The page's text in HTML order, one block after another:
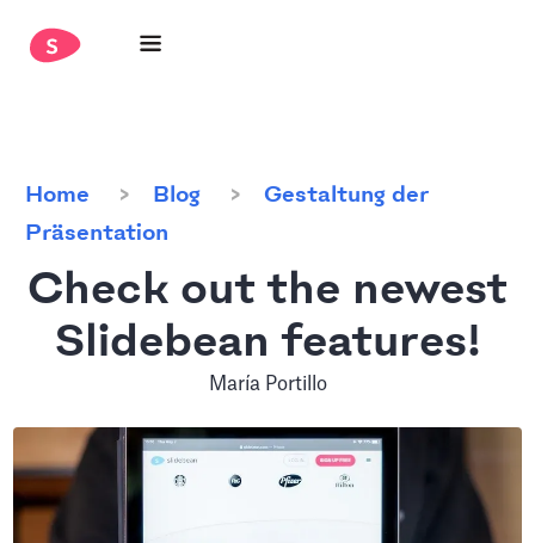
Home Blog
Gestaltung der
Präsentation
Check out the newest
Slidebean features!
María Portillo